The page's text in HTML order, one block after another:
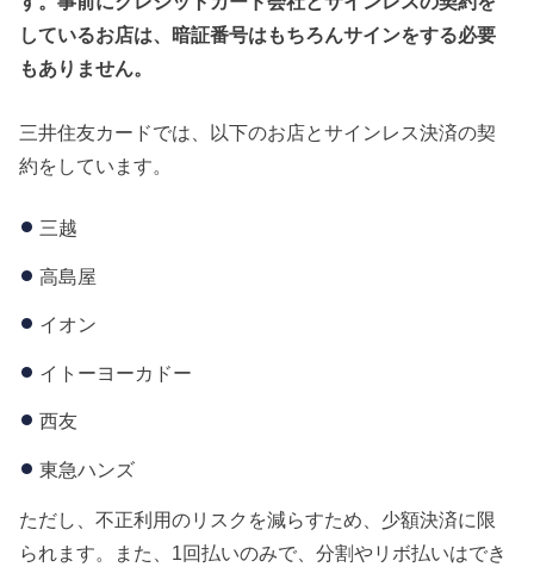
しているお店は、暗証番号はもちろんサインをする必要
もありません。
三井住友カードでは、以下のお店とサインレス決済の契
約をしています。
三越
高島屋
イオン
イトーヨーカドー
西友
東急ハンズ
ただし、不正利用のリスクを減らすため、少額決済に限
られます。また、1回払いのみで、分割やリボ払いはでき